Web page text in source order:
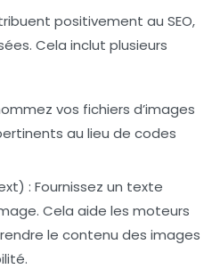
positivement au SEO,
. Cela inclut plusieurs
vos fichiers d’images
au lieu de codes
: Fournissez un texte
Cela aide les moteurs
le contenu des images